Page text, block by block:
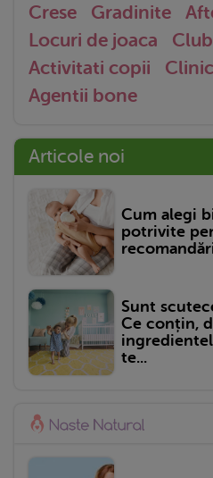
Crese Gradinite
Locuri de joaca
Activitati copii
Agentii bone
Articole noi
Cum alegi
potrivite
Sunt
Ce conțin,
te...